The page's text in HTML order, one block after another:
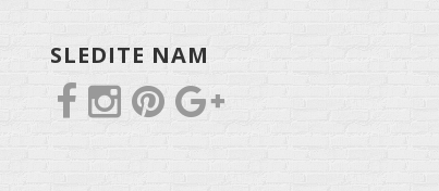
SLEDITE NAM